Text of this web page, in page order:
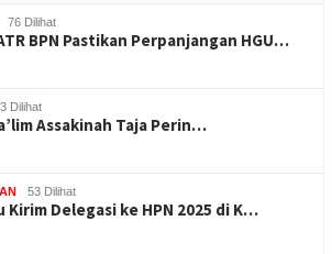
76 Dilihat
BPN Pastikan Perpanjangan HGU…
Dilihat
Assakinah Taja Perin…
53 Dilihat
Kirim Delegasi ke HPN 2025 di K…